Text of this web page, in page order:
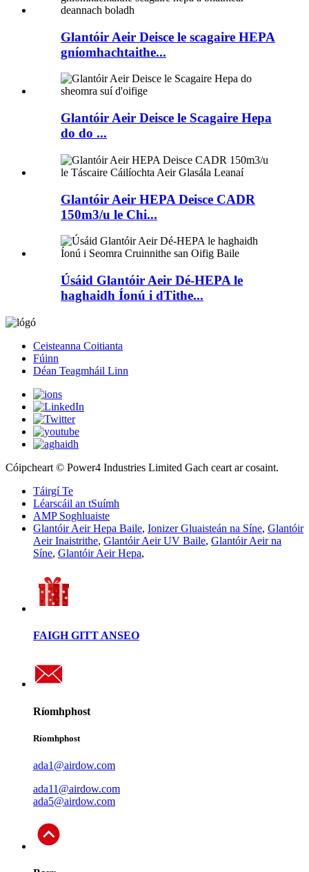
Glantóir Aeir Deisce le scagaire HEPA
gníomhachtaithe...
Glantóir Aeir Deisce le Scagaire Hepa
do do ...
Glantóir Aeir HEPA Deisce CADR
150m3/u le Chi...
Úsáid Glantóir Aeir Dé-HEPA le
haghaidh Íonú i dTithe...
Ceisteanna Coitianta
Fúinn
Déan Teagmháil Linn
Cóipcheart © Power4 Industries Limited Gach ceart ar cosaint.
Táirgí Te
Léarscáil an tSuímh
AMP Soghluaiste
Glantóir Aeir Hepa Baile, Ionizer Gluaisteán na Síne, Glantóir
Aeir Inaistrithe, Glantóir Aeir UV Baile, Glantóir Aeir na
Síne, Glantóir Aeir Hepa,
FAIGH GITT ANSEO
Ríomhphost
Ríomhphost
ada1@airdow.com
ada11@airdow.com
ada5@airdow.com